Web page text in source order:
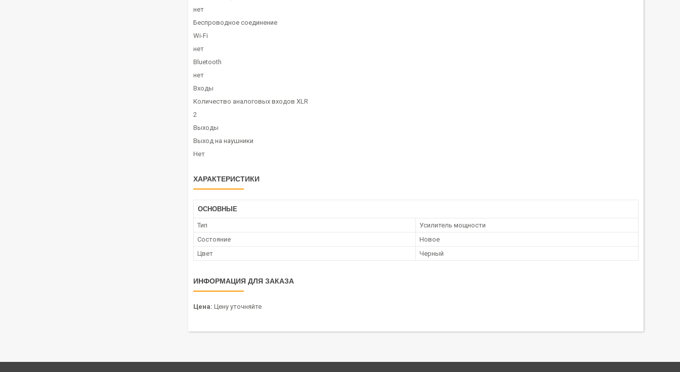
нет
Беспроводное соединение
Wi-Fi
нет
Bluetooth
нет
Входы
Количество аналоговых входов XLR
2
Выходы
Выход на наушники
Нет
ХАРАКТЕРИСТИКИ
ОСНОВНЫЕ
Тип
Усилитель мощности
Состояние
Новое
Цвет
Черный
ИНФОРМАЦИЯ ДЛЯ ЗАКАЗА
Цена: Цену уточняйте